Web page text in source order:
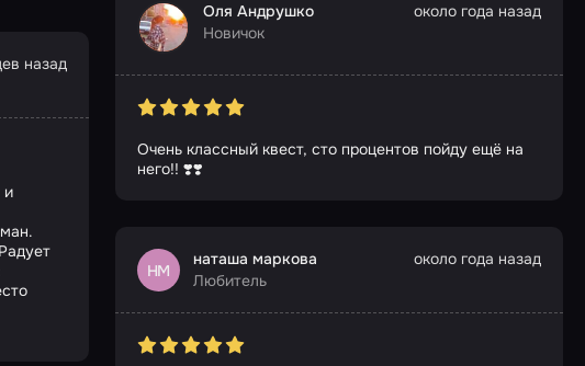
назад
и
Оля Андрушко
Новичок
около года назад
Очень классный квест, сто процентов пойду ещё на
него!! ❣️❣️
НМ
наташа маркова
Любитель
около года назад